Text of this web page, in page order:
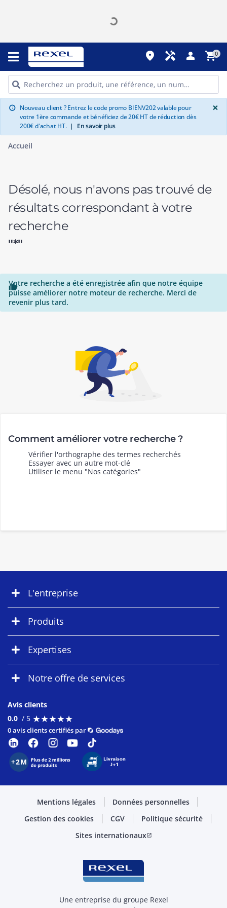
place handyman person shopping_cart0
info Nouveau client ? Entrez le code promo BIENV202 valable pour
votre 1ère commande et bénéficiez de 20€ HT de réduction dès
200€ d'achat HT. | En savoir plus
×
Accueil
Désolé, nous n'avons pas trouvé de
résultats correspondant à votre
recherche
"*"

Votre recherche a été enregistrée afin que notre équipe
puisse améliorer notre moteur de recherche. Merci de
revenir plus tard.
Comment améliorer votre recherche ?
Vérifier l'orthographe des termes recherchés
Essayer avec un autre mot-clé
Utiliser le menu "Nos catégories"
L'entreprise
Produits
Expertises
Notre offre de services
Avis clients
0.0 / 5 ★★★★★
★★★★★
0 avis clients certifiés par
Mentions légales
Données personnelles
Gestion des cookies
CGV
Politique sécurité
Sites internationauxopen_in_new
Une entreprise du groupe Rexel